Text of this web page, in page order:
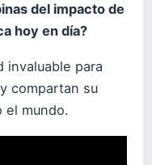
del impacto de
hoy en día?
invaluable para
compartan su
el mundo.